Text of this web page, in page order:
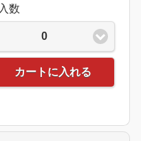
数
0
カートに入れる